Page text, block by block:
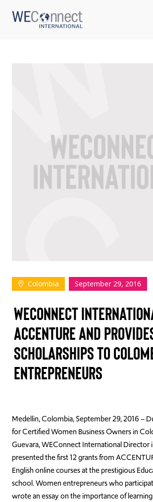
WOMEN-OWNED BUSINESSES
BUYER MEMBERSHIP
Log In
Join Us
Events
Donate
Contact Us
Colombia September 29, 2016
WECONNECT
ACCENTURE AND
SCHOLARSHIPS TO
ENTREPRENEURS
Medellin, Colombia, September 29, 2016 –
for Certified Women Business Owners in
Guevara, WEConnect International Director
presented the first 12 grants from
English online courses at the prestigious
school. Women entrepreneurs who
wrote an essay on the importance of learning